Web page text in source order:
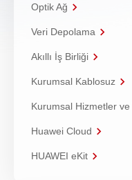
Optik Ağ
Veri Depolama
Akıllı İş Birliği
Kurumsal Kablosuz
Kurumsal Hizmetler ve
Huawei Cloud
HUAWEI eKit